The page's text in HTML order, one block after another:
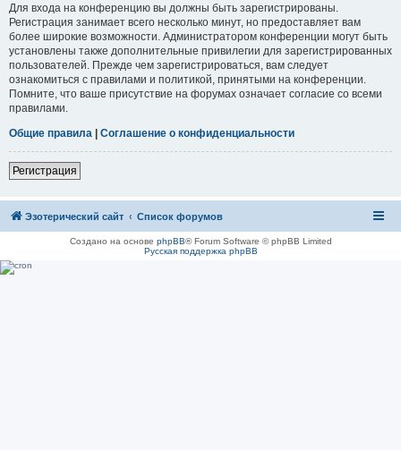
Для входа на конференцию вы должны быть зарегистрированы.
Регистрация занимает всего несколько минут, но предоставляет вам
более широкие возможности. Администратором конференции могут быть
установлены также дополнительные привилегии для зарегистрированных
пользователей. Прежде чем зарегистрироваться, вам следует
ознакомиться с правилами и политикой, принятыми на конференции.
Помните, что ваше присутствие на форумах означает согласие со всеми
правилами.
Общие правила | Соглашение о конфиденциальности
Регистрация
Эзотерический сайт Список форумов
Создано на основе phpBB® Forum Software © phpBB Limited
Русская поддержка phpBB